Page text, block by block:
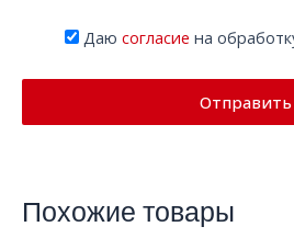
Даю согласие на
Похожие товары